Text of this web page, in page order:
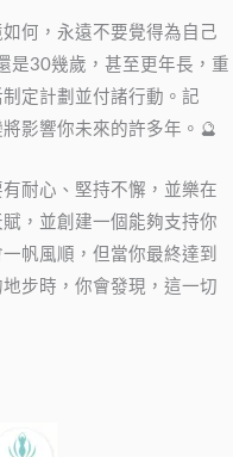
何，永遠不要覺得為自己
是30幾歲，甚至更年長，重
定計劃並付諸行動。記
影響你未來的許多年。🔮
耐心、堅持不懈，並樂在
，並創建一個能夠支持你
帆風順，但當你最終達到
步時，你會發現，這一切